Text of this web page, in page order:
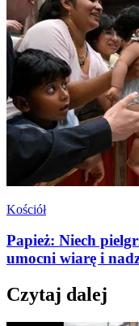
Kościół
Papież: Niech
umocni wiarę i
Czytaj dalej